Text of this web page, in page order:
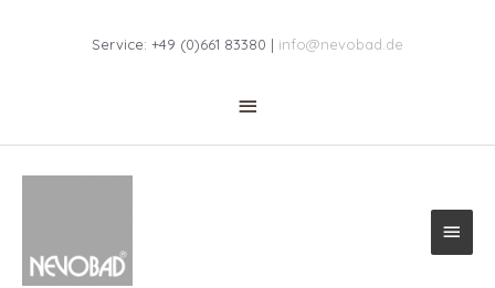
Service: +49 (0)661 83380 | info@nevobad.de
Header